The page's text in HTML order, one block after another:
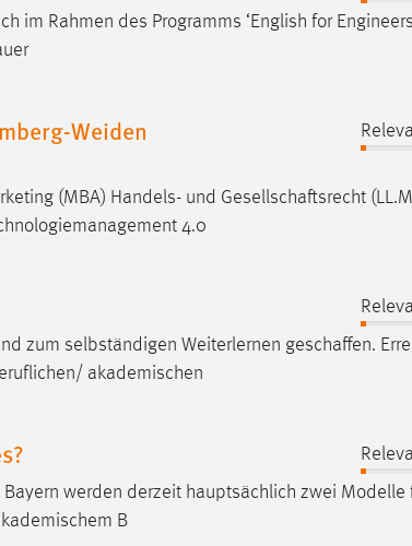
im Rahmen des Programms ‘English for
Weiden
(MBA) Handels- und Gesellschaftsrecht
4.0
zum selbständigen Weiterlernen geschaffen.
akademischen
Bayern werden derzeit hauptsächlich zwei Modelle
B